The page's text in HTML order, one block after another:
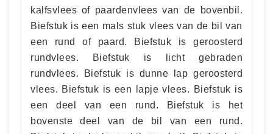
kalfsvlees of paardenvlees van de bovenbil.
Biefstuk is een mals stuk vlees van de bil van
een rund of paard. Biefstuk is geroosterd
rundvlees. Biefstuk is licht gebraden
rundvlees. Biefstuk is dunne lap geroosterd
vlees. Biefstuk is een lapje vlees. Biefstuk is
een deel van een rund. Biefstuk is het
bovenste deel van de bil van een rund.